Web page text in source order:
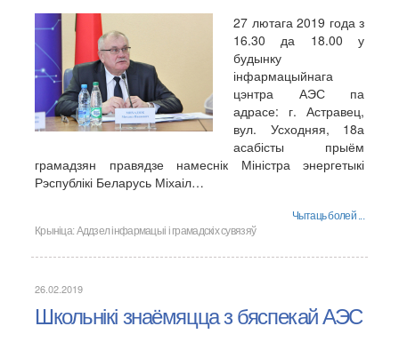
27 лютага 2019 года з
16.30 да 18.00 у
будынку
інфармацыйнага
цэнтра АЭС па
адрасе: г. Астравец,
вул. Усходняя, 18а
асабісты прыём
грамадзян правядзе намеснік Міністра энергетыкі
Рэспублікі Беларусь Міхаіл…
Чытаць болей ...
Крыніца:Аддзел інфармацыі і грамадскіх сувязяў
26.02.2019
Школьнікі знаёмяцца з бяспекай АЭС